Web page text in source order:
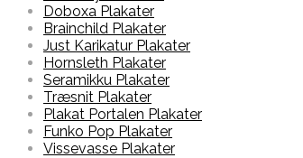
Doboxa Plakater
Brainchild Plakater
Just Karikatur Plakater
Hornsleth Plakater
Seramikku Plakater
Træsnit Plakater
Plakat Portalen Plakater
Funko Pop Plakater
Vissevasse Plakater